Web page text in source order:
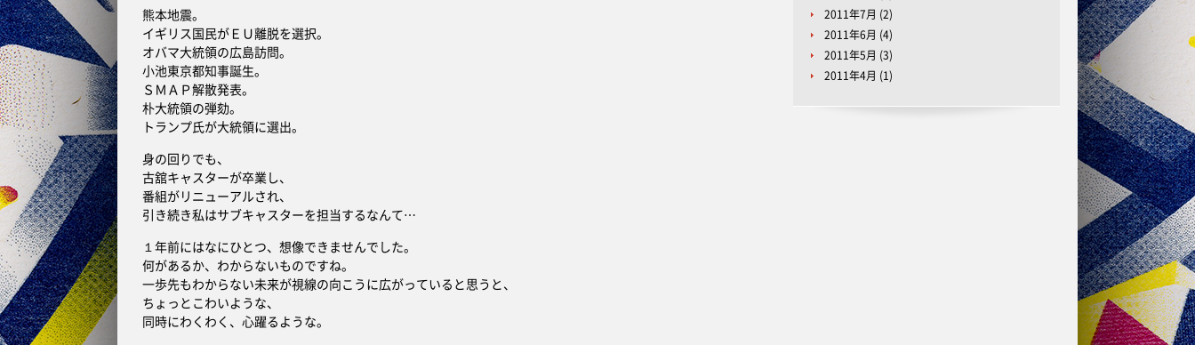
熊本地震。
イギリス国民がＥＵ離脱を選択。
オバマ大統領の広島訪問。
小池東京都知事誕生。
ＳＭＡＰ解散発表。
朴大統領の弾劾。
トランプ氏が大統領に選出。
身の回りでも、
古舘キャスターが卒業し、
番組がリニューアルされ、
引き続き私はサブキャスターを担当するなんて…
１年前にはなにひとつ、想像できませんでした。
何があるか、わからないものですね。
一歩先もわからない未来が視線の向こうに広がっていると思うと、
ちょっとこわいような、
同時にわくわく、心躍るような。
2011年7月 (2)
2011年6月 (4)
2011年5月 (3)
2011年4月 (1)